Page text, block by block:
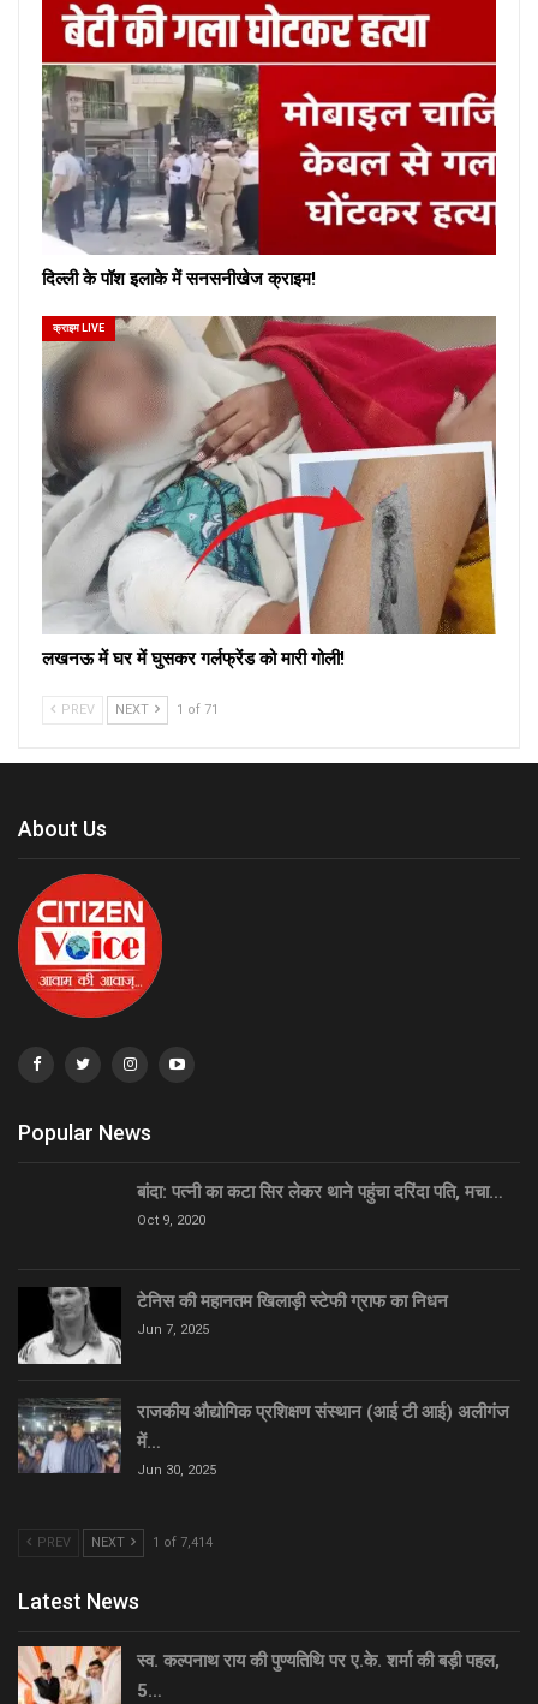
दिल्ली के पॉश इलाके में सनसनीखेज क्राइम!
क्राइम LIVE
लखनऊ में घर में घुसकर गर्लफ्रेंड को मारी गोली!
PREV NEXT 1 of 71
About Us
Popular News
बांदा: पत्नी का कटा सिर लेकर थाने पहुंचा दरिंदा पति, मचा…
Oct 9, 2020
टेनिस की महानतम खिलाड़ी स्टेफी ग्राफ का निधन
Jun 7, 2025
राजकीय औद्योगिक प्रशिक्षण संस्थान (आई टी आई) अलीगंज
में…
Jun 30, 2025
PREV NEXT 1 of 7,414
Latest News
स्व. कल्पनाथ राय की पुण्यतिथि पर ए.के. शर्मा की बड़ी पहल,
5…